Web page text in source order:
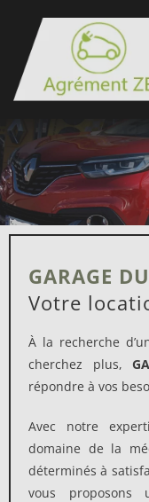
contenu
GARAGE
Votre
À la recherche
cherchez plus,
répondre à vos
Avec notre
domaine de la
déterminés à
vous